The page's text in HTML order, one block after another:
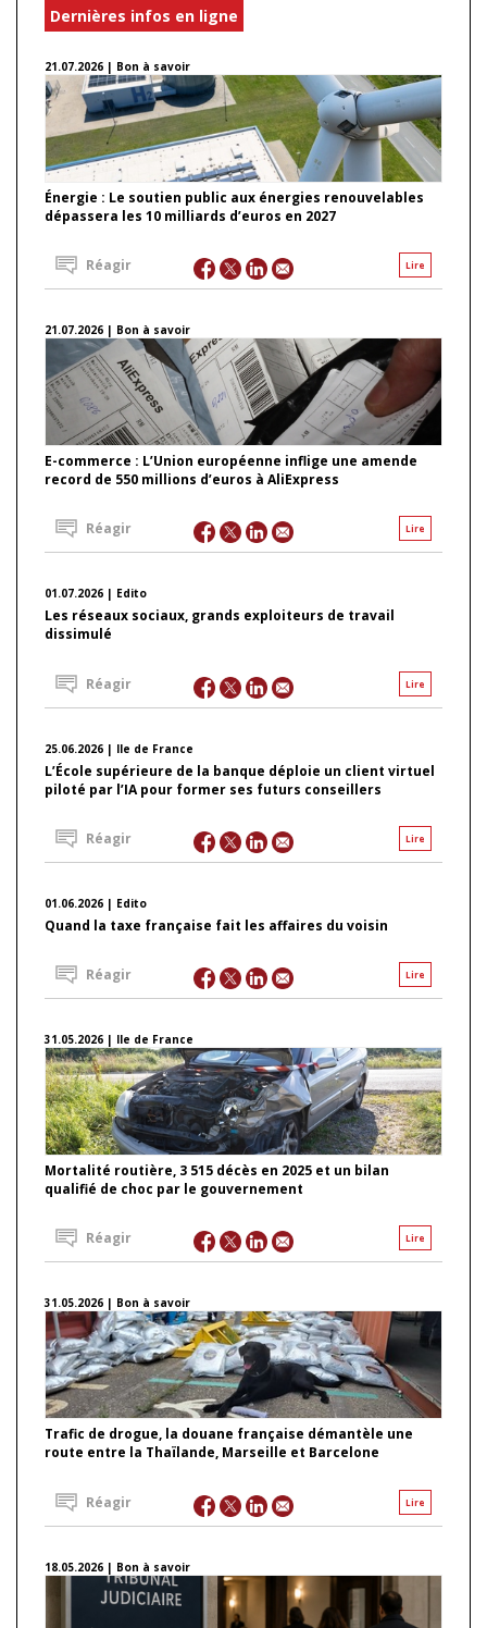
Dernières infos en ligne
21.07.2026 | Bon à savoir
Énergie : Le soutien public aux énergies renouvelables
dépassera les 10 milliards d’euros en 2027
Lire
Réagir
21.07.2026 | Bon à savoir
E-commerce : L’Union européenne inflige une amende
record de 550 millions d’euros à AliExpress
Lire
Réagir
01.07.2026 | Edito
Les réseaux sociaux, grands exploiteurs de travail
dissimulé
Lire
Réagir
25.06.2026 | Ile de France
L’École supérieure de la banque déploie un client virtuel
piloté par l’IA pour former ses futurs conseillers
Lire
Réagir
01.06.2026 | Edito
Quand la taxe française fait les affaires du voisin
Lire
Réagir
31.05.2026 | Ile de France
Mortalité routière, 3 515 décès en 2025 et un bilan
qualifié de choc par le gouvernement
Lire
Réagir
31.05.2026 | Bon à savoir
Trafic de drogue, la douane française démantèle une
route entre la Thaïlande, Marseille et Barcelone
Lire
Réagir
18.05.2026 | Bon à savoir